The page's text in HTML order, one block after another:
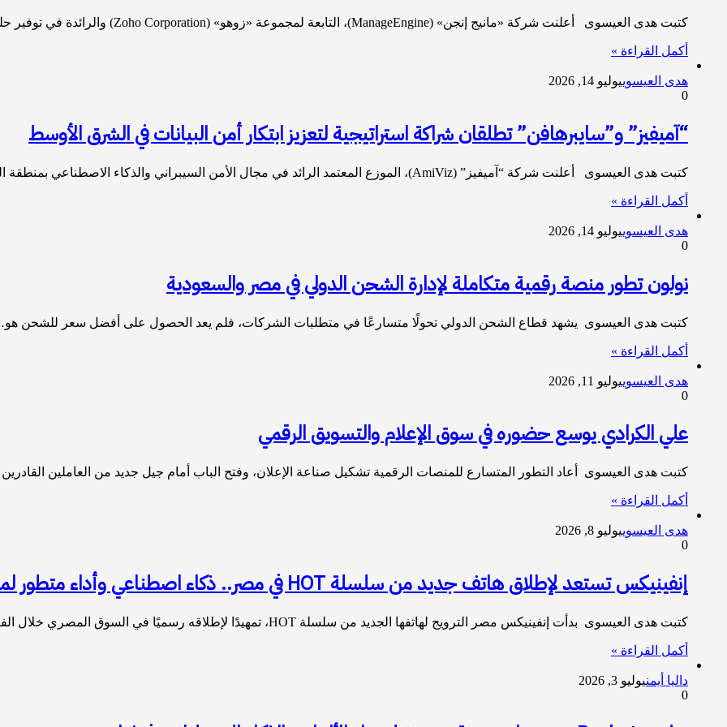
كتبت هدى العيسوى أعلنت شركة «مانيج إنجن» (ManageEngine)، التابعة لمجموعة «زوهو» (Zoho Corporation) والرائدة في توفير حلول إدارة تقنية المعلومات…
أكمل القراءة »
هدى العيسوييوليو 14, 2026
0
“آميفيز” و”سايبرهافن” تطلقان شراكة استراتيجية لتعزيز ابتكار أمن البيانات في الشرق الأوسط
كتبت هدى العيسوى أعلنت شركة “آميفيز” (AmiViz)، الموزع المعتمد الرائد في مجال الأمن السيبراني والذكاء الاصطناعي بمنطقة الشرق الأوسط، عن…
أكمل القراءة »
هدى العيسوييوليو 14, 2026
0
نولون تطور منصة رقمية متكاملة لإدارة الشحن الدولي في مصر والسعودية
كتبت هدى العيسوى يشهد قطاع الشحن الدولي تحولًا متسارعًا في متطلبات الشركات، فلم يعد الحصول على أفضل سعر للشحن
أكمل القراءة »
هدى العيسوييوليو 11, 2026
0
علي الكرادي يوسع حضوره في سوق الإعلام والتسويق الرقمي
كتبت هدى العيسوى أعاد التطور المتسارع للمنصات الرقمية تشكيل صناعة الإعلان، وفتح الباب أمام جيل جديد من العاملين
أكمل القراءة »
هدى العيسوييوليو 8, 2026
0
إنفينيكس تستعد لإطلاق هاتف جديد من سلسلة HOT في مصر.. ذكاء اصطناعي وأداء متطور لمغامرات الصيف
كتبت هدى العيسوى بدأت إنفينيكس مصر الترويج لهاتفها الجديد من سلسلة HOT، تمهيدًا لإطلاقه رسميًا في السوق المصري خلال الفترة…
أكمل القراءة »
داليا أيمنيوليو 3, 2026
0